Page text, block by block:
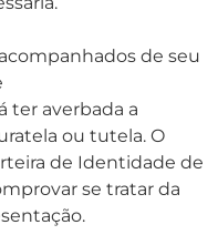
de seu
ter averbada a
ou tutela. O
de Identidade de
se tratar da